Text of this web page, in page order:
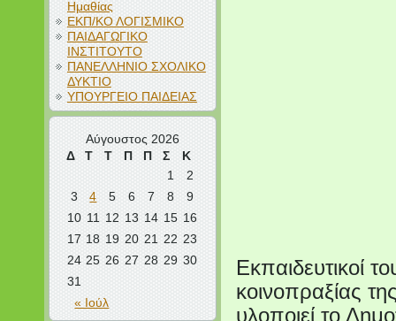
Ημαθίας
ΕΚΠ/ΚΟ ΛΟΓΙΣΜΙΚΟ
ΠΑΙΔΑΓΩΓΙΚΟ
ΙΝΣΤΙΤΟΥΤΟ
ΠΑΝΕΛΛΗΝΙΟ ΣΧΟΛΙΚΟ
ΔΥΚΤΙΟ
ΥΠΟΥΡΓΕΙΟ ΠΑΙΔΕΙΑΣ
Αύγουστος 2026
Δ
Τ Τ Π Π Σ Κ
« Ιούλ
1
2
3
4 5 6 7 8
9
10 11 12 13 14 15 16
17 18 19 20 21 22 23
24 25 26 27 28 29 30
31
Εκπαιδευτικοί
κοινοπραξίας
υλοποιεί το